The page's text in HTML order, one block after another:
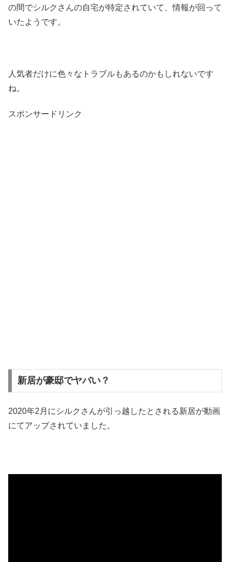
の間でシルクさんの自宅が特定されていて、情報が回って
いたようです。
人気者だけに色々なトラブルもあるのかもしれないです
ね。
スポンサードリンク
新居が豪邸でヤバい？
2020年2月にシルクさんが引っ越したとされる新居が動画
にてアップされていました。